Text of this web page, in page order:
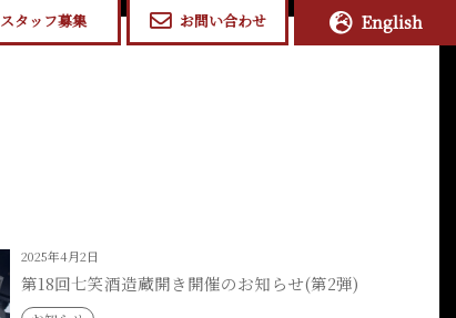
スタッフ募集 お問い合わせ English
2025年4月2日
第18回七笑酒造蔵開き開催のお知らせ(第2弾)